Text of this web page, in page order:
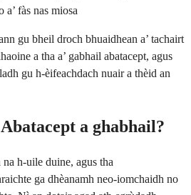
a’ fàs nas miosa
gu bheil droch bhuaidhean a’ tachairt
a tha a’ gabhail abatacept, agus
gu h-èifeachdach nuair a thèid an
a ghabhail?
h-uile duine, agus tha
ga dhèanamh neo-iomchaidh no